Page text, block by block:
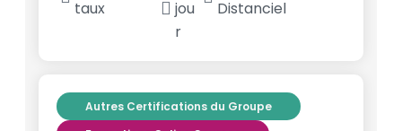
taux
jou
r
Distanciel
Autres Certifications du Groupe